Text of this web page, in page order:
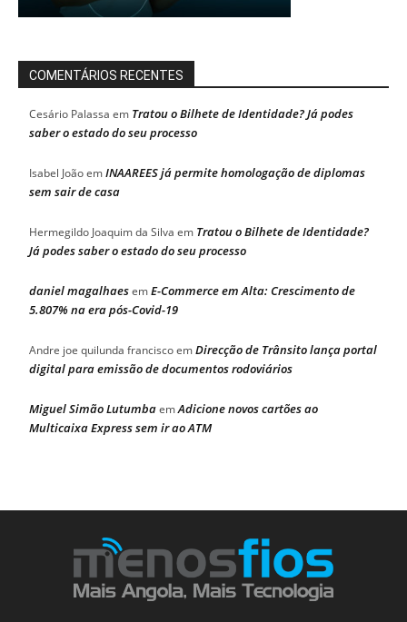
COMENTÁRIOS RECENTES
Cesário Palassa em Tratou o Bilhete de Identidade? Já podes
saber o estado do seu processo
Isabel JoãoemINAAREES já permite homologação de diplomas
sem sair de casa
Hermegildo Joaquim da Silva em Tratou o Bilhete de Identidade?
Já podes saber o estado do seu processo
daniel magalhaesemE-Commerce em Alta: Crescimento de
5.807% na era pós-Covid-19
Andre joe quilunda franciscoemDirecção de Trânsito lança portal
digital para emissão de documentos rodoviários
Miguel Simão LutumbaemAdicione novos cartões ao
Multicaixa Express sem ir ao ATM